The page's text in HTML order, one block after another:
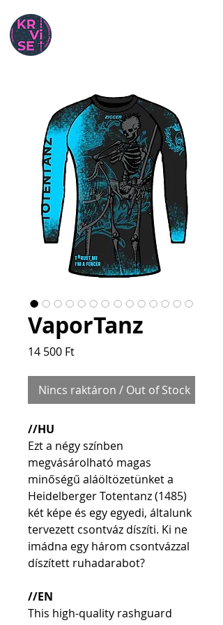
VaporTanz
14 500 FtPrice
Nincs raktáron / Out of Stock
//HU
Ezt a négy színben
megvásárolható magas
minőségű aláöltözetünket a
Heidelberger Totentanz (1485)
két képe és egy egyedi, általunk
tervezett csontváz díszíti. Ki ne
imádna egy három csontvázzal
díszített ruhadarabot?
//EN
This high-quality rashguard